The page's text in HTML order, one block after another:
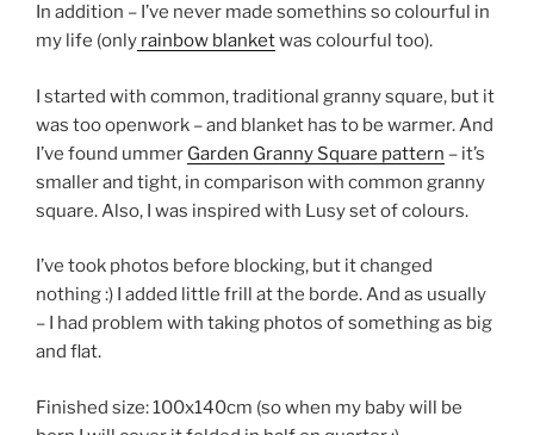
In addition – I’ve never made somethins so colourful in
my life (only rainbow blanketwas colourful too).
I started with common, traditional granny square, but it
was too openwork – and blanket has to be warmer. And
I’ve found ummer Garden Granny Square pattern – it’s
smaller and tight, in comparison with common granny
square. Also, I was inspired with Lusy set of colours.
I’ve took photos before blocking, but it changed
nothing :) I added little frill at the borde. And as usually
– I had problem with taking photos of something as big
and flat.
Finished size: 100x140cm (so when my baby will be